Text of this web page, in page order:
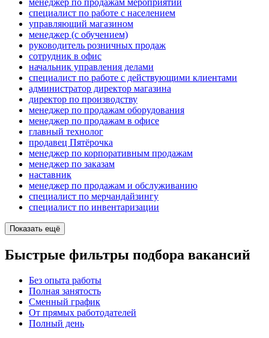
менеджер по продажам мероприятий
специалист по работе с населением
управляющий магазином
менеджер (с обучением)
руководитель розничных продаж
сотрудник в офис
начальник управления делами
специалист по работе с действующими клиентами
администратор директор магазина
директор по производству
менеджер по продажам оборудования
менеджер по продажам в офисе
главный технолог
продавец Пятёрочка
менеджер по корпоративным продажам
менеджер по заказам
наставник
менеджер по продажам и обслуживанию
специалист по мерчандайзингу
специалист по инвентаризации
Показать ещё
Быстрые фильтры подбора вакансий
Без опыта работы
Полная занятость
Сменный график
От прямых работодателей
Полный день